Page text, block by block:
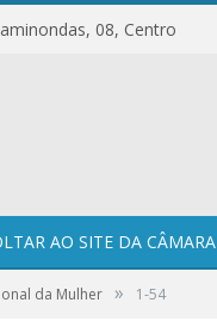
08, Centro
AO SITE DA CÂMARA
da Mulher » 1-54